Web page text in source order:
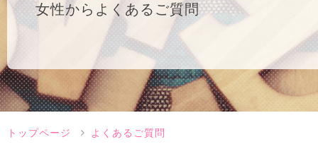
女性からよくあるご質問
トップページ よくあるご質問